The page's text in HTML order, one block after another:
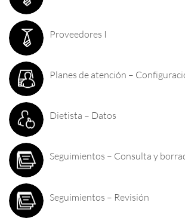
Proveedores I
Planes de atención –
Dietista – Datos
Seguimientos – Consulta y
Seguimientos – Revisión